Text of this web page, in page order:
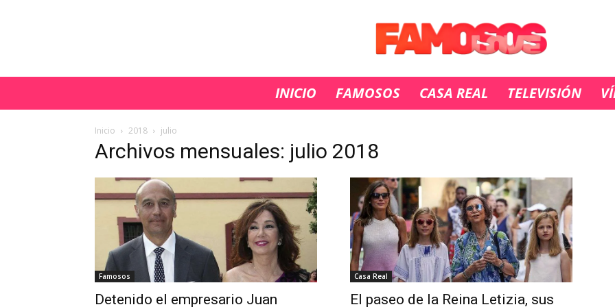
INICIO FAMOSOS CASA REAL TELEVISIÓN
Inicio 2018 julio
Archivos mensuales: julio 2018
Famosos
Detenido el empresario Juan
Casa Real
El paseo de la Reina Letizia, sus